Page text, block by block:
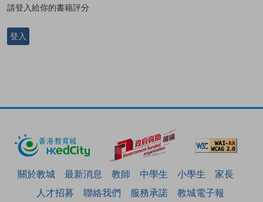
請登入給你的書籍評分
登入
關於教城 最新消息 教師 中學生 小學生
家長
人才招募
聯絡我們 服務承諾 教城電子報